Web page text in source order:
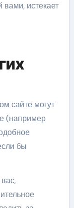
вами, истекает
сайте могут
(например
бы